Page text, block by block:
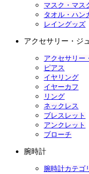
マスク・マス
タオル・ハン
レイングッズ
アクセサリー・ジ
アクセサリー
ピアス
イヤリング
イヤーカフ
リング
ネックレス
ブレスレット
アンクレット
ブローチ
腕時計
腕時計カテゴ